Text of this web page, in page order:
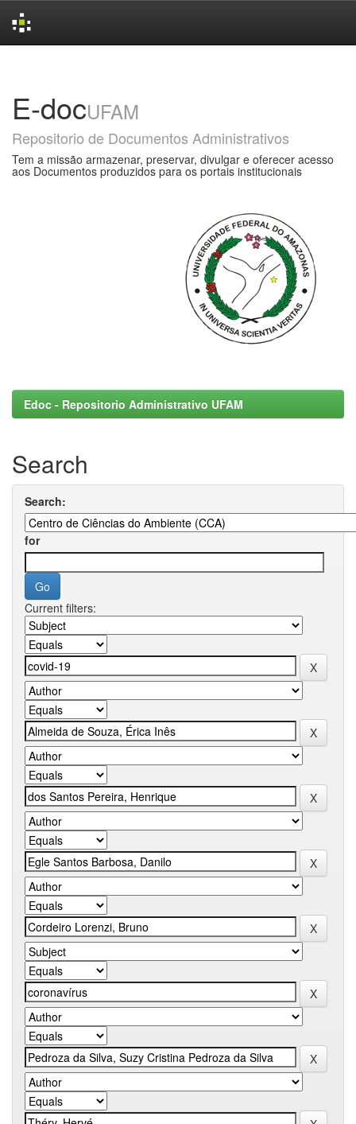
E-docUFAM
Repositorio de Documentos Administrativos
Tem a missão armazenar, preservar, divulgar e oferecer acesso
aos Documentos produzidos para os portais institucionais
Edoc - Repositorio Administrativo UFAM
Search
Search:
for
Current filters: